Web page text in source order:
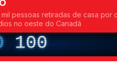
pessoas retiradas de casa por
no oeste do Canadá
100